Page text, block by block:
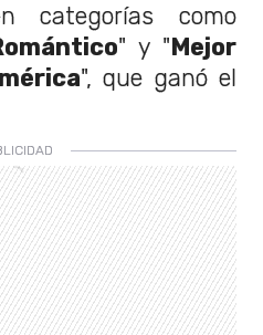
categorías como
" y "Mejor
", que ganó el